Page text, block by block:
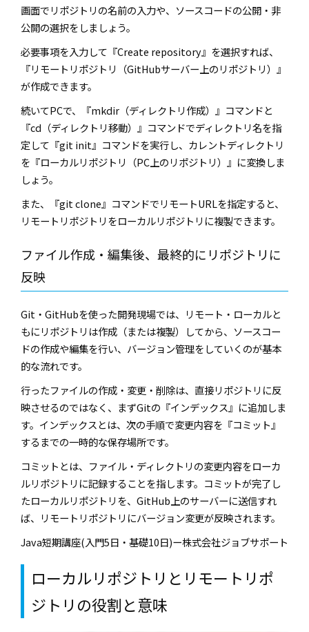
画面でリポジトリの名前の入力や、ソースコードの公開・非
公開の選択をしましょう。
必要事項を入力して『Create repository』を選択すれば、
『リモートリポジトリ（GitHubサーバー上のリポジトリ）』
が作成できます。
続いてPCで、『mkdir （ディレクトリ作成）』コマンドと
『cd （ディレクトリ移動）』コマンドでディレクトリ名を指
定して『git init』コマンドを実行し、カレントディレクトリ
を『ローカルリポジトリ（PC 上のリポジトリ）』に変換しま
しょう。
また、『git clone』コマンドでリモートURLを指定すると、
リモートリポジトリをローカルリポジトリに複製できます。
ファイル作成・編集後、最終的にリポジトリに
反映
Git ・ GitHubを使った開発現場では、リモート・ローカルと
もにリポジトリは作成（または複製）してから、ソースコー
ドの作成や編集を行い、バージョン管理をしていくのが基本
的な流れです。
行ったファイルの作成・変更・削除は、直接リポジトリに反
映させるのではなく、まずGitの『インデックス』に追加しま
す。インデックスとは、次の手順で変更内容を『コミット』
するまでの一時的な保存場所です。
コミットとは、ファイル・ディレクトリの変更内容をローカ
ルリポジトリに記録することを指します。コミットが完了し
たローカルリポジトリを、 GitHub 上のサーバーに送信すれ
ば、リモートリポジトリにバージョン変更が反映されます。
Java短期講座(入門5日・基礎10日)ー株式会社ジョブサポート
ローカルリポジトリとリモートリポ
ジトリの役割と意味